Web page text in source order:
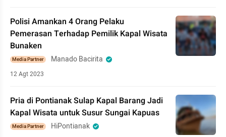
Polisi Amankan 4 Orang Pelaku
Pemerasan Terhadap Pemilik Kapal Wisata
Bunaken
Media Partner Manado Bacirita
12 Agt 2023
Pria di Pontianak Sulap Kapal Barang Jadi
Kapal Wisata untuk Susur Sungai Kapuas
Media Partner HiPontianak